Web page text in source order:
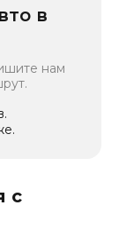
в
нам
с